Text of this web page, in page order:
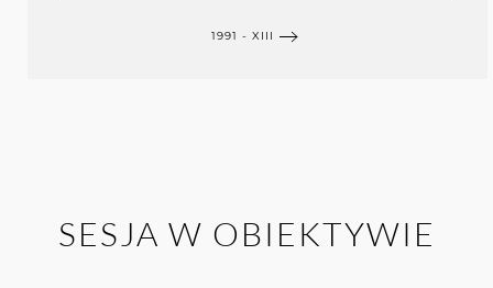
1991 - XIII
SESJA W OBIEKTYWIE